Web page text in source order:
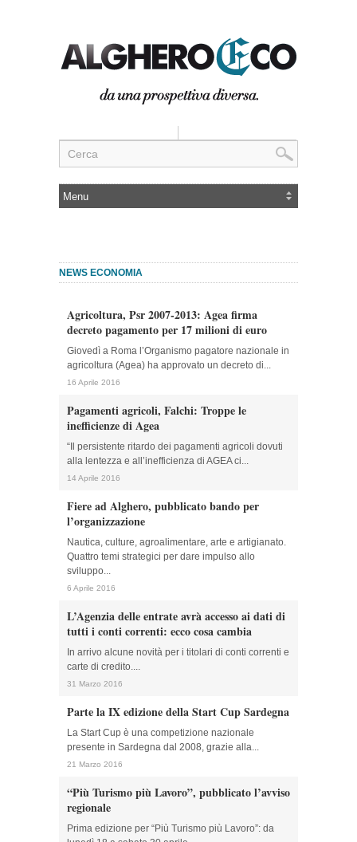
NEWS ECONOMIA
Agricoltura, Psr 2007-2013: Agea firma
decreto pagamento per 17 milioni di euro
Giovedì a Roma l’Organismo pagatore nazionale in
agricoltura (Agea) ha approvato un decreto di...
16 Aprile 2016
Pagamenti agricoli, Falchi: Troppe le
inefficienze di Agea
“Il persistente ritardo dei pagamenti agricoli dovuti
alla lentezza e all’inefficienza di AGEA ci...
14 Aprile 2016
Fiere ad Alghero, pubblicato bando per
l’organizzazione
Nautica, culture, agroalimentare, arte e artigianato.
Quattro temi strategici per dare impulso allo
sviluppo...
6 Aprile 2016
L’Agenzia delle entrate avrà accesso ai dati di
tutti i conti correnti: ecco cosa cambia
In arrivo alcune novità per i titolari di conti correnti e
carte di credito....
31 Marzo 2016
Parte la IX edizione della Start Cup Sardegna
La Start Cup è una competizione nazionale
presente in Sardegna dal 2008, grazie alla...
21 Marzo 2016
“Più Turismo più Lavoro”, pubblicato l’avviso
regionale
Prima edizione per “Più Turismo più Lavoro”: da